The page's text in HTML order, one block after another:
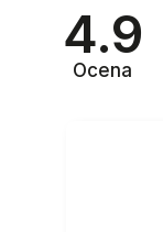
4.9
Ocena